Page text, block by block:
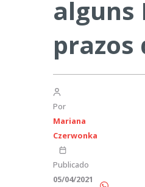
alguns
prazos
Por
Mariana
Czerwonka
Publicado
05/04/2021